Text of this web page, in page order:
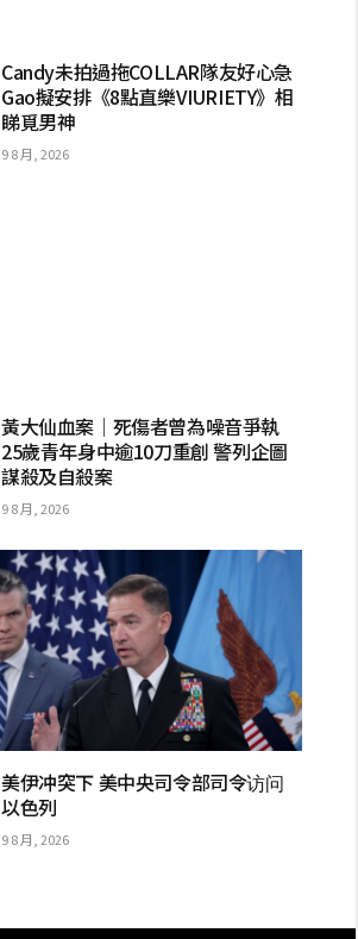
Candy未拍過拖COLLAR隊友好心急
Gao擬安排《8點直樂VIURIETY》相
睇覓男神
9 8 月, 2026
黃大仙血案│死傷者曾為噪音爭執
25歲青年身中逾10刀重創 警列企圖
謀殺及自殺案
9 8 月, 2026
美伊冲突下 美中央司令部司令访问
以色列
9 8 月, 2026